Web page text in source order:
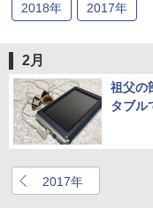
2018年 2017年
2月
祖父の
タブル
2017年